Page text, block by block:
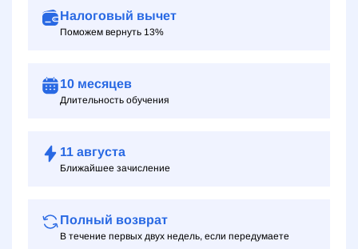
Налоговый вычет
Поможем вернуть 13%
10 месяцев
Длительность обучения
11 августа
Ближайшее зачисление
Полный возврат
В течение первых двух недель, если передумаете